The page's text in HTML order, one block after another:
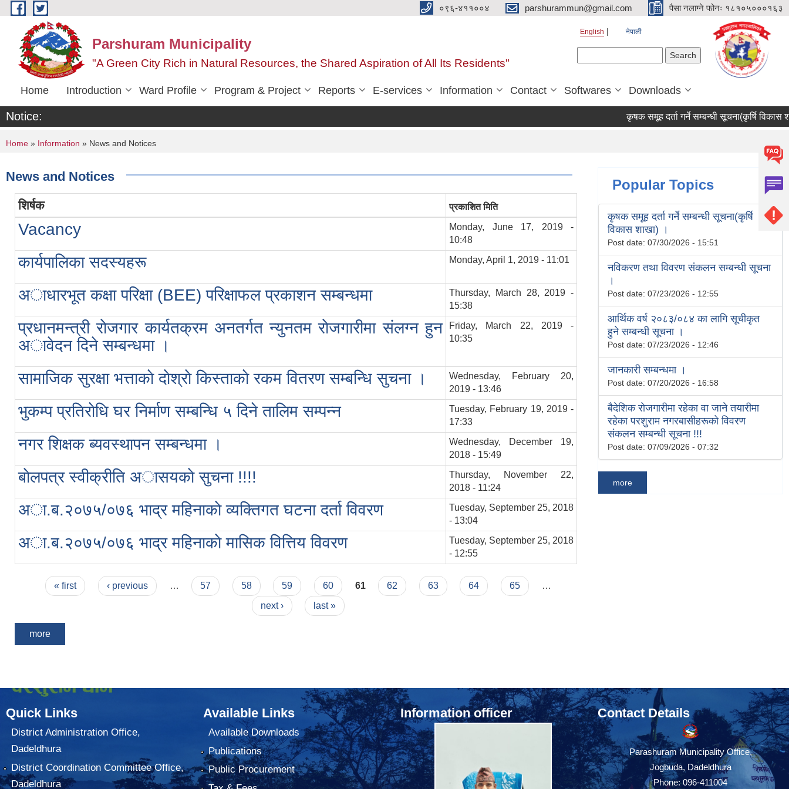
Skip to main content ०९६-४११००४ parshurammun@gmail.com पैसा नलाग्ने फोनः १८१०५०००१६३
Parshuram Municipality
"A Green City Rich in Natural Resources, the Shared Aspiration of All Its Residents"
English नेपाली
Home Introduction Ward Profile Program & Project Reports E-services Information Contact Softwares Downloads
Notice: कृषक समूह दर्ता गर्ने सम्बन्धी सूचना(कृर्षि विकास
You are here
Home » Information » News and Notices
News and Notices
शिर्षक प्रकाशित मिति
Vacancy
Monday, June 17, 2019 -
10:48
कार्यपालिका सदस्यहरू Monday, April 1, 2019 - 11:01
अाधारभूत कक्षा परिक्षा (BEE) परिक्षाफल प्रकाशन सम्बन्धमा
Thursday, March 28, 2019 -
15:38
प्रधानमन्त्री राेजगार कार्यतक्रम अनतर्गत न्युनतम राेजगारीमा संलग्न हुन
अावेदन दिने सम्बन्धमा ।
Friday, March 22, 2019 -
10:35
सामाजिक सुरक्षा भत्ताकाे दाेश्राे किस्ताकाे रकम वितरण सम्बन्धि सुचना ।
Wednesday, February 20,
2019 - 13:46
भुकम्प प्रतिराेधि घर निर्माण सम्बन्धि ५ दिने तालिम सम्पन्न
Tuesday, February 19, 2019 -
17:33
नगर शिक्षक ब्यवस्थापन सम्बन्धमा ।
Wednesday, December 19,
2018 - 15:49
बाेलपत्र स्वीक्रीति अासयकाे सुचना !!!!
Thursday, November 22,
2018 - 11:24
अा.ब.२०७५/०७६ भाद्र महिनाकाे व्यक्तिगत घटना दर्ता विवरण
Tuesday, September 25, 2018
- 13:04
अा.ब.२०७५/०७६ भाद्र महिनाकाे मासिक वित्तिय विवरण
Tuesday, September 25, 2018
- 12:55
Pages« first ‹ previous … 57 58 59 60 61 62 63 64 65
…
next ›
last »
more
Popular Topics
कृषक समूह दर्ता गर्ने सम्बन्धी सूचना(कृर्षि
विकास शाखा) ।
Post date: 07/30/2026 - 15:51
नविकरण तथा विवरण संकलन सम्बन्धी सूचना
।
Post date: 07/23/2026 - 12:55
आर्थिक वर्ष २०८३/०८४ का लागि सूचीकृत
हुने सम्बन्धी सूचना ।
Post date: 07/23/2026 - 12:46
जानकारी सम्बन्धमा ।
Post date: 07/20/2026 - 16:58
बैदेशिक रोजगारीमा रहेका वा जाने तयारीमा
रहेका परशुराम नगरबासीहरूको विवरण
संकलन सम्बन्धी सूचना !!!
Post date: 07/09/2026 - 07:32
more
Quick Links
District Administration Office,
Dadeldhura
District Coordination Committee Office,
Dadeldhura
Available Links
Available Downloads
Publications
Public Procurement
Information officer Contact Details
Parashuram Municipality Office,
Jogbuda, Dadeldhura
Phone: 096-411004